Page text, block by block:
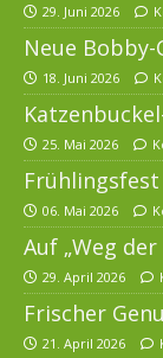
29. Juni 2026
Neue
18. Juni 2026
25. Mai 2026
06. Mai 2026
Auf „Weg
29. April 2026
Frischer
21. April 2026